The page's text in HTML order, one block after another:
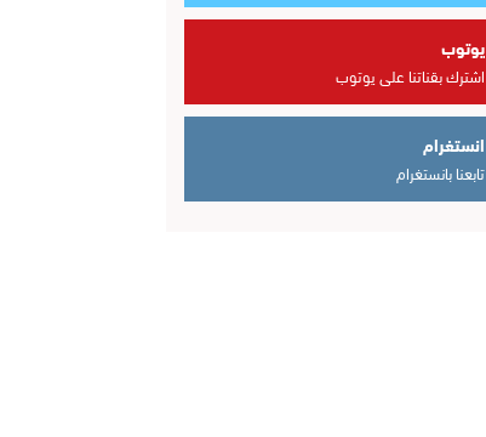
يوتوب
اشترك بقناتنا على يوتوب
انستغرام
تابعنا بانستغرام